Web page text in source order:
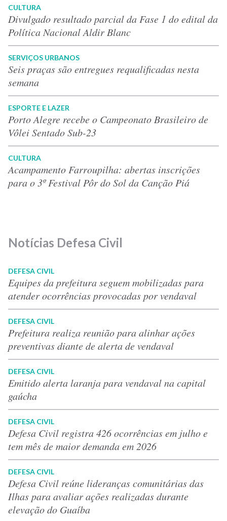
CULTURA
Divulgado resultado parcial da Fase 1 do edital da
Política Nacional Aldir Blanc
SERVIÇOS URBANOS
Seis praças são entregues requalificadas nesta
semana
ESPORTE E LAZER
Porto Alegre recebe o Campeonato Brasileiro de
Vôlei Sentado Sub-23
CULTURA
Acampamento Farroupilha: abertas inscrições
para o 3º Festival Pôr do Sol da Canção Piá
Notícias Defesa Civil
DEFESA CIVIL
Equipes da prefeitura seguem mobilizadas para
atender ocorrências provocadas por vendaval
DEFESA CIVIL
Prefeitura realiza reunião para alinhar ações
preventivas diante de alerta de vendaval
DEFESA CIVIL
Emitido alerta laranja para vendaval na capital
gaúcha
DEFESA CIVIL
Defesa Civil registra 426 ocorrências em julho e
tem mês de maior demanda em 2026
DEFESA CIVIL
Defesa Civil reúne lideranças comunitárias das
Ilhas para avaliar ações realizadas durante
elevação do Guaíba